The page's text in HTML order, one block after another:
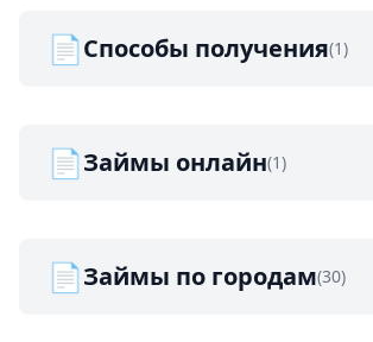
📄Способы получения(1)
📄Займы онлайн(1)
📄Займы по городам(30)